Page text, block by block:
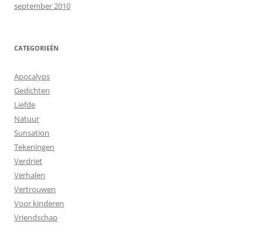
september 2010
CATEGORIEËN
Apocalyps
Gedichten
Liefde
Natuur
Sunsation
Tekeningen
Verdriet
Verhalen
Vertrouwen
Voor kinderen
Vriendschap